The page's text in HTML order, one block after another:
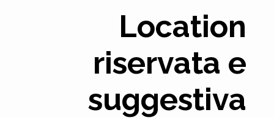
Location
riservata e
suggestiva